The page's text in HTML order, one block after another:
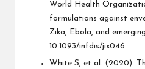
World Health
formulations against
Zika, Ebola, and
10.1093/infdis/jix046
White S, et al. (2020).